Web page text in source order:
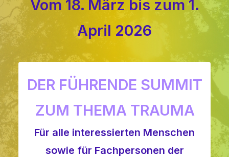
Vom 18. März bis zum 1.
April 2026
DER FÜHRENDE SUMMIT
ZUM THEMA TRAUMA
Für alle interessierten Menschen
sowie für Fachpersonen der